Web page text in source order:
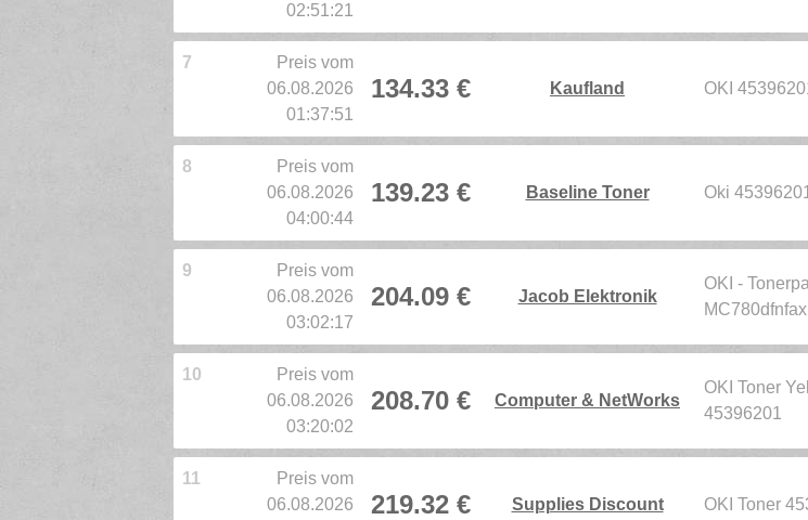
02:51:21
7
Preis vom
06.08.2026
01:37:51
134.33 € Kaufland OKI
8
Preis vom
06.08.2026
04:00:44
139.23 € Baseline Toner Oki
9
Preis vom
06.08.2026
03:02:17
204.09 € Jacob Elektronik
OKI -
10
Preis vom
06.08.2026
03:20:02
208.70 € Computer & NetWorks
OKI Toner
45396201
11
Preis vom
06.08.2026
219.32 € Supplies Discount OKI Toner